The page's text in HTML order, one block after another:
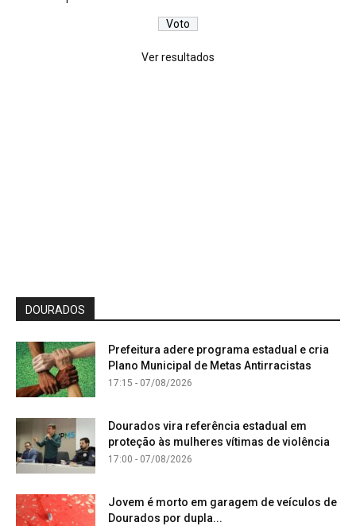
Ver resultados
DOURADOS
Prefeitura adere programa estadual e cria
Plano Municipal de Metas Antirracistas
17:15 - 07/08/2026
Dourados vira referência estadual em
proteção às mulheres vítimas de violência
17:00 - 07/08/2026
Jovem é morto em garagem de veículos de
Dourados por dupla...